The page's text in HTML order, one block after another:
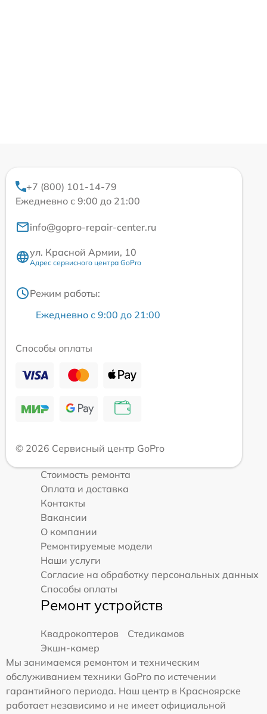
+7 (800) 101-14-79
Ежедневно с 9:00 до 21:00
info@gopro-repair-center.ru
ул. Красной Армии, 10
Адрес сервисного центра GoPro
Режим работы:
Ежедневно с 9:00 до 21:00
Способы оплаты
© 2026 Сервисный центр GoPro
Стоимость ремонта
Оплата и доставка
Контакты
Вакансии
О компании
Ремонтируемые модели
Наши услуги
Согласие на обработку персональных данных
Способы оплаты
Ремонт устройств
Квадрокоптеров
Стедикамов
Экшн-камер
Мы занимаемся ремонтом и техническим
обслуживанием техники GoPro по истечении
гарантийного периода. Наш центр в Красноярске
работает независимо и не имеет официальной